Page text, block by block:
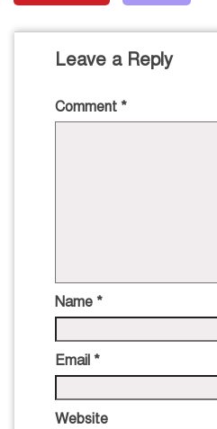
Leave a Reply
Comment *
Name *
Email *
Website